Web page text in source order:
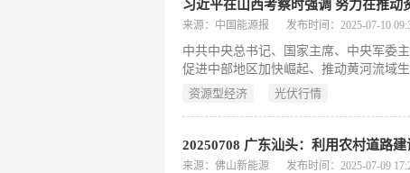
来源：中国能源报 发布时间：2025-07-10
中共中央总书记、国家主席、中央军委
促进中部地区加快崛起、推动黄河流域
完整准确全面贯彻新发展理念，统筹好
资源型经济 光伏行情
20250708 广东汕头：利用农村道路
来源：佛山新能源 发布时间：2025-07-09